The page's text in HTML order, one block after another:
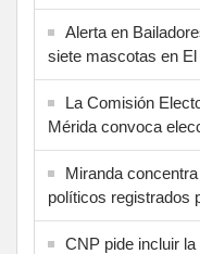
Alerta en
siete mascotas en
La Comisión
Mérida convoca
Miranda
políticos registrados
CNP pide incluir